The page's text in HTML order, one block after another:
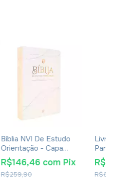
Bíblia NVI De Estudo
Orientação - Capa
Luxo Rose Gold
R$259,90
R$146,46 com Pix
Livro